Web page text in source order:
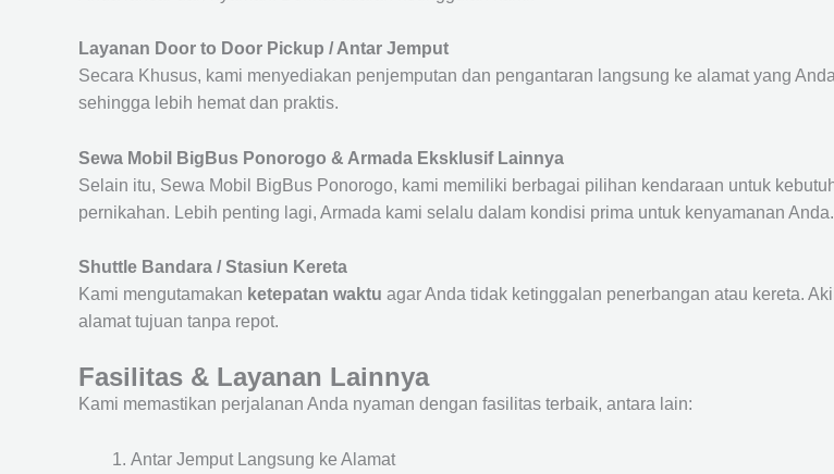
Layanan Door to Door Pickup / Antar Jemput
Secara Khusus, kami menyediakan penjemputan dan pengantaran langsung ke alamat yang
sehingga lebih hemat dan praktis.
Sewa Mobil BigBus Ponorogo & Armada Eksklusif Lainnya
Selain itu, Sewa Mobil BigBus Ponorogo, kami memiliki berbagai pilihan kendaraan untuk
pernikahan. Lebih penting lagi, Armada kami selalu dalam kondisi prima untuk kenyamanan Anda.
Shuttle Bandara / Stasiun Kereta
Kami mengutamakan ketepatan waktu agar Anda tidak ketinggalan penerbangan atau kereta.
alamat tujuan tanpa repot.
Fasilitas & Layanan Lainnya
Kami memastikan perjalanan Anda nyaman dengan fasilitas terbaik, antara lain:
Antar Jemput Langsung ke Alamat